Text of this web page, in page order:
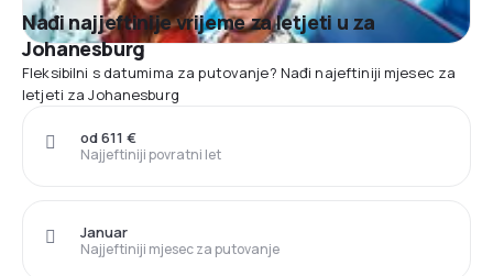
Nađi najjeftinije vrijeme za letjeti u za
Johanesburg
Fleksibilni s datumima za putovanje? Nađi najeftiniji mjesec za
letjeti za Johanesburg
Najjeftiniji povratni let
od 611 €
Najjeftiniji mjesec za putovanje
Januar